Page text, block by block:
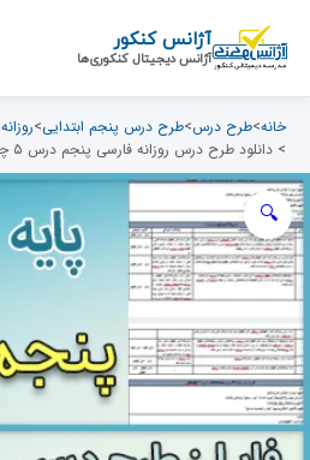
محتوای
اصلی
آژانس کنکور
آژانس دیجیتال کنکوری‌ها
خانه>طرح درس>طرح درس پنجم ابتدایی>روزانه
> دانلود طرح درس روزانه فارسی پنجم درس ۵ چنار و کدوبُن